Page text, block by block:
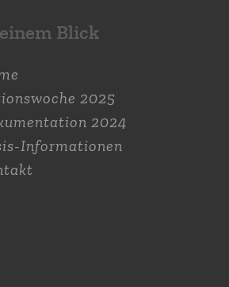
Blick
2025
2024
Informationen